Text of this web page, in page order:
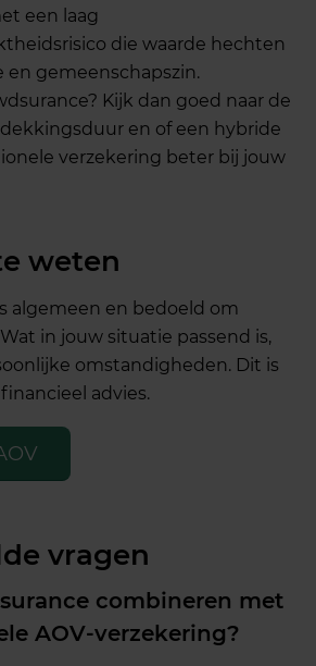
een laag
die waarde hechten
en gemeenschapszin.
Kijk dan goed naar de
en of een hybride
verzekering beter bij jouw
weten
algemeen en bedoeld om
in jouw situatie passend is,
omstandigheden. Dit is
advies.
vragen
combineren met
AOV-verzekering?